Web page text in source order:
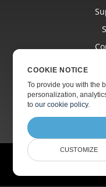
© Aspose Pty Ltd
COOKIE NOTICE
To provide you with the
personalization,
toour cookie policy.
CUSTOMIZE